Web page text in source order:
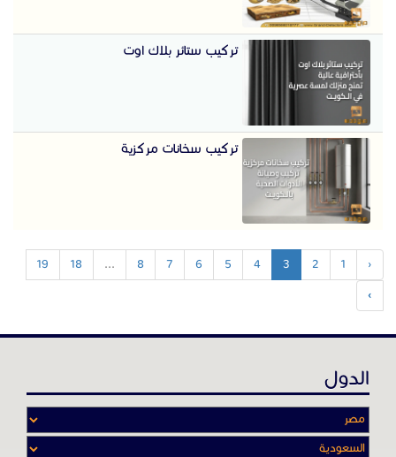
تركيب ستائر بلاك اوت
تركيب سخانات مركزية
‹
1
2
3
4
5
6
7
8
...
18
19
›
الدول